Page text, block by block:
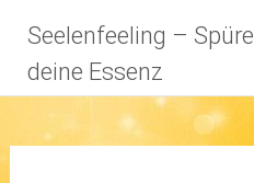
Inhalt
springen
Seelenfeeling – Spüre
deine Essenz